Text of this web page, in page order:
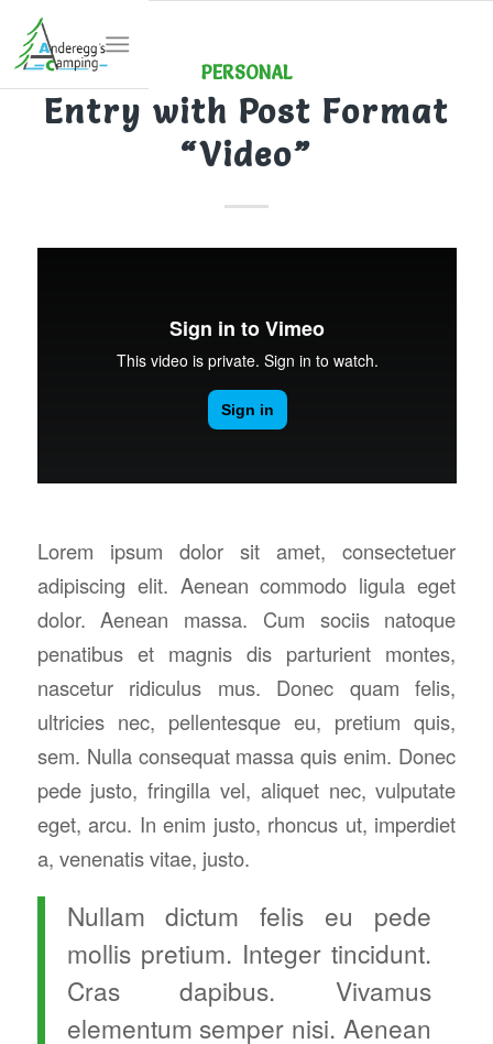
PERSONAL
Entry with Post Format
“Video”
Lorem ipsum dolor sit amet, consectetuer
adipiscing elit. Aenean commodo ligula eget
dolor. Aenean massa. Cum sociis natoque
penatibus et magnis dis parturient montes,
nascetur ridiculus mus. Donec quam felis,
ultricies nec, pellentesque eu, pretium quis,
sem. Nulla consequat massa quis enim. Donec
pede justo, fringilla vel, aliquet nec, vulputate
eget, arcu. In enim justo, rhoncus ut, imperdiet
a, venenatis vitae, justo.
Nullam dictum felis eu pede
mollis pretium. Integer tincidunt.
Cras dapibus. Vivamus
elementum semper nisi. Aenean